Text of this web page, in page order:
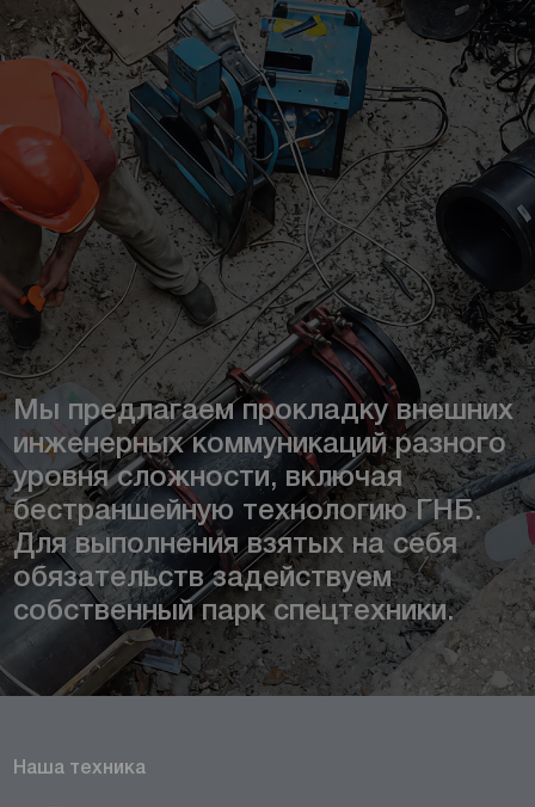
Мы предлагаем прокладку внешних
инженерных коммуникаций разного
уровня сложности, включая
бестраншейную технологию ГНБ.
Для выполнения взятых на себя
обязательств задействуем
собственный парк спецтехники.
Наша техника